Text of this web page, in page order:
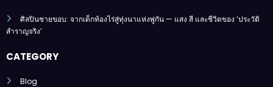
ศิลปินชายขอบ: จากเด็กท้องไร่สู่ทุ่งนาแห่งพู่กัน — แสง สี และชีวิตของ ‘ประวัติ
สำราญจริง’
CATEGORY
Blog